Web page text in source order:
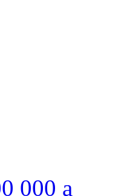
000 a